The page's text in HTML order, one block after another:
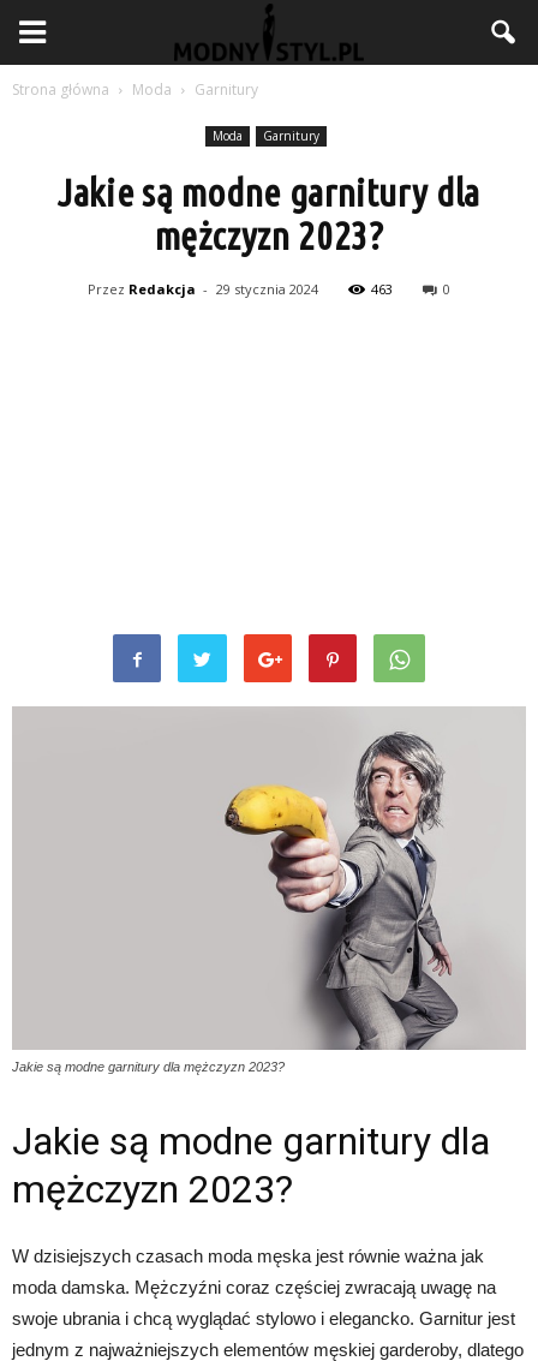
Strona główna Moda Garnitury
Moda Garnitury
Jakie są modne garnitury dla
mężczyzn 2023?
Przez Redakcja - 29 stycznia 2024 463 0
Jakie są modne garnitury dla mężczyzn 2023?
Jakie są modne garnitury dla
mężczyzn 2023?
W dzisiejszych czasach moda męska jest równie ważna jak
moda damska. Mężczyźni coraz częściej zwracają uwagę na
swoje ubrania i chcą wyglądać stylowo i elegancko. Garnitur jest
jednym z najważniejszych elementów męskiej garderoby, dlatego